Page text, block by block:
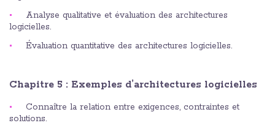
Analyse qualitative et évaluation des architectures
logicielles.
Évaluation quantitative des architectures logicielles.
Chapitre 5 : Exemples d’architectures logicielles
Connaître la relation entre exigences, contraintes et
solutions.